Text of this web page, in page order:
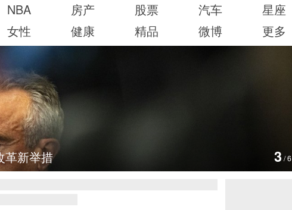
NBA 房产 股票 汽车
星座
女性 健康 精品 微博 更多
画 4 /6